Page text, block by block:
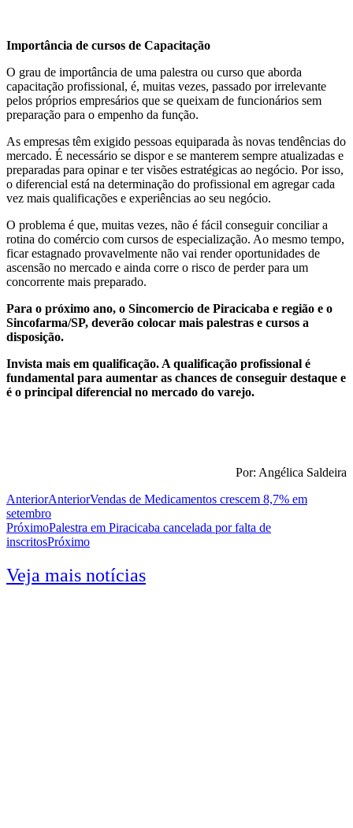
Importância de cursos de Capacitação
O grau de importância de uma palestra ou curso que aborda
capacitação profissional, é, muitas vezes, passado por irrelevante
pelos próprios empresários que se queixam de funcionários sem
preparação para o empenho da função.
As empresas têm exigido pessoas equiparada às novas tendências do
mercado. É necessário se dispor e se manterem sempre atualizadas e
preparadas para opinar e ter visões estratégicas ao negócio. Por isso,
o diferencial está na determinação do profissional em agregar cada
vez mais qualificações e experiências ao seu negócio.
O problema é que, muitas vezes, não é fácil conseguir conciliar a
rotina do comércio com cursos de especialização. Ao mesmo tempo,
ficar estagnado provavelmente não vai render oportunidades de
ascensão no mercado e ainda corre o risco de perder para um
concorrente mais preparado.
Para o próximo ano, o Sincomercio de Piracicaba e região e o
Sincofarma/SP, deverão colocar mais palestras e cursos a
disposição.
Invista mais em qualificação. A qualificação profissional é
fundamental para aumentar as chances de conseguir destaque e
é o principal diferencial no mercado do varejo.
Por: Angélica Saldeira
AnteriorAnteriorVendas de Medicamentos crescem 8,7% em
setembro
PróximoPalestra em Piracicaba cancelada por falta de
inscritosPróximo
Veja mais notícias